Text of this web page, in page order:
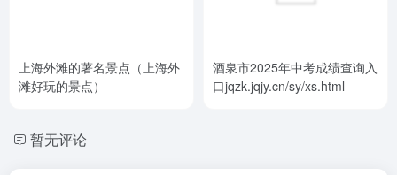
上海外滩的著名景点（上海外
滩好玩的景点）
酒泉市2025年中考成绩查询入
口jqzk.jqjy.cn/sy/xs.html
暂无评论